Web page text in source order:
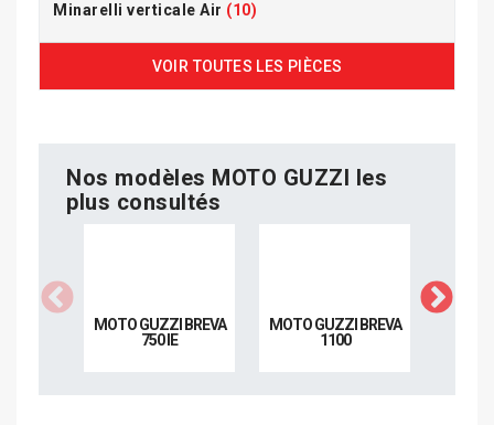
Minarelli verticale Air (10)
VOIR TOUTES LES PIÈCES
Nos modèles MOTO GUZZI les
plus consultés
MOTO GUZZI BREVA
750 IE
MOTO GUZZI BREVA
1100